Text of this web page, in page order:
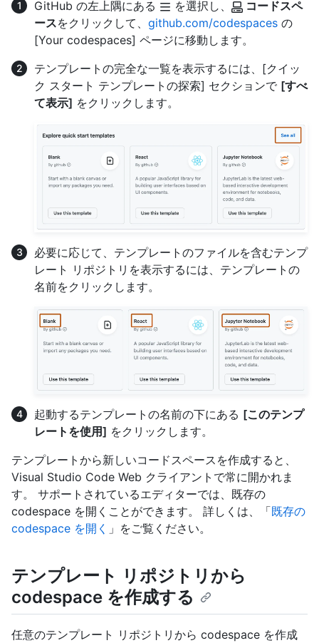
GitHub の左上隅にある を選択し、
コードスペ
ースをクリックして、 github.com/codespaces の
[Your codespaces] ページに移動します。
テンプレートの完全な一覧を表示するには、[クイッ
ク スタート テンプレートの探索] セクションで [すべ
て表示] をクリックします。
必要に応じて、テンプレートのファイルを含むテンプ
レート リポジトリを表示するには、テンプレートの
名前をクリックします。
起動するテンプレートの名前の下にある [このテンプ
レートを使用] をクリックします。
テンプレートから新しいコードスペースを作成すると、
Visual Studio Code Web クライアントで常に開かれま
す。 サポートされているエディターでは、既存の
codespace を開くことができます。 詳しくは、「既存の
codespace を開く 」をご覧ください。
テンプレート リポジトリから
codespace を作成する
任意のテンプレート リポジトリから codespace を作成